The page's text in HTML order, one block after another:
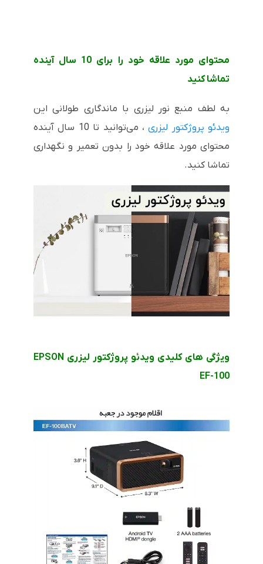
محتوای مورد علاقه خود را برای 10 سال آینده
تماشا کنید
به لطف منبع نور لیزری با ماندگاری طولانی این
ویدئو پروژکتور لیزری
، می‌توانید تا 10 سال آینده
محتوای مورد علاقه خود را بدون تعمیر و نگهداری
تماشا کنید.
ویژگی های کلیدی ویدئو پروژکتور لیزری EPSON
EF-100